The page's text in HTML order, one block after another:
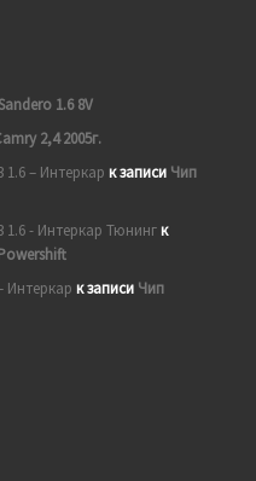
1.6 8V
2,4 2005г.
1.6 – Интеркар к записи Чип
1.6 - Интеркар Тюнингк
Интеркар к записи Чип